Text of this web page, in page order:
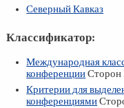
Северный Кавказ
Классификатор:
Международная
конференцииСторон
Критерии для
конференциями